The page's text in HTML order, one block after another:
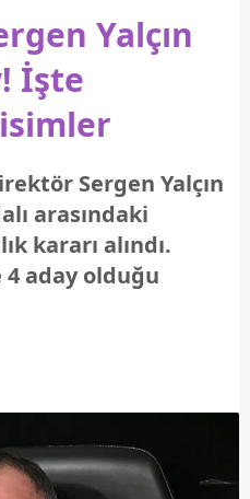
Yalçın
İşte
Sergen Yalçın
arasındaki
kararı alındı.
4 aday olduğu